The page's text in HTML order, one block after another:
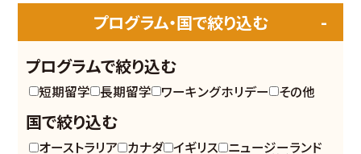
プログラム・国で絞り込む
プログラムで絞り込む
短期留学 長期留学 ワーキングホリデー その他
国で絞り込む
オーストラリア カナダ イギリス ニュージーランド